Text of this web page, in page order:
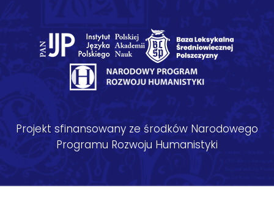
Projekt sfinansowany ze środków Narodowego
Programu Rozwoju Humanistyki